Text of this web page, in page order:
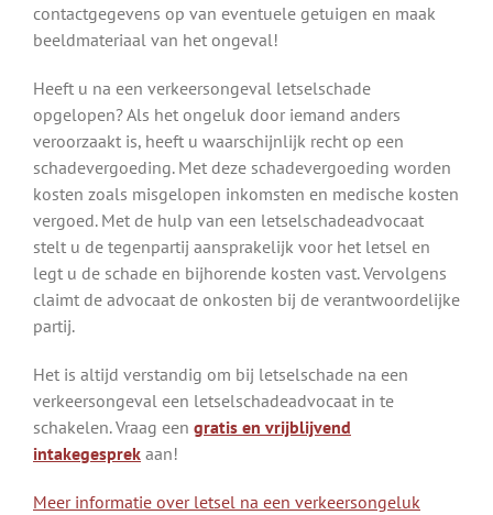
contactgegevens op van eventuele getuigen en maak
beeldmateriaal van het ongeval!
Heeft u na een verkeersongeval letselschade
opgelopen? Als het ongeluk door iemand anders
veroorzaakt is, heeft u waarschijnlijk recht op een
schadevergoeding. Met deze schadevergoeding worden
kosten zoals misgelopen inkomsten en medische kosten
vergoed. Met de hulp van een letselschadeadvocaat
stelt u de tegenpartij aansprakelijk voor het letsel en
legt u de schade en bijhorende kosten vast. Vervolgens
claimt de advocaat de onkosten bij de verantwoordelijke
partij.
Het is altijd verstandig om bij letselschade na een
verkeersongeval een letselschadeadvocaat in te
schakelen. Vraag een gratis en vrijblijvend
intakegesprek aan!
Meer informatie over letsel na een verkeersongeluk